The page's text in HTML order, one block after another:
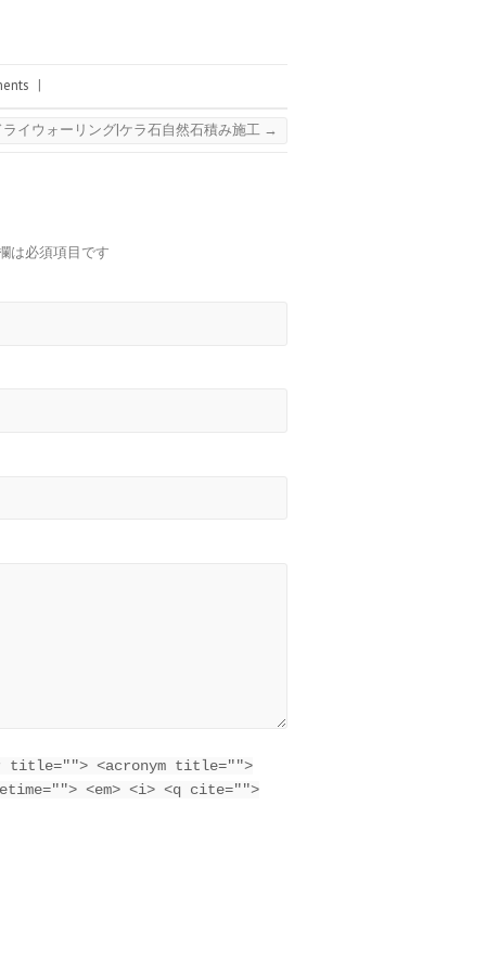
|
ライウォーリング|ケラ石自然石積み施工 →
は必須項目です
title=""> <acronym title="">
<em> <i> <q cite="">